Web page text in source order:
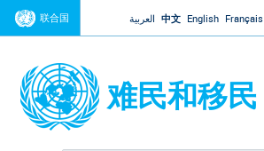
Jump to navigation
联合国 العربية 中文 English Français
难民和移民